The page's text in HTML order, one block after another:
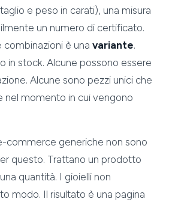
e peso in carati), una misura
un numero di certificato.
combinazioni è unavariante.
in stock. Alcune possono essere
Alcune sono pezzi unici che
nel momento in cui vengono
commerce generiche non sono
questo. Trattano un prodotto
quantità. I gioielli non
modo. Il risultato è una pagina